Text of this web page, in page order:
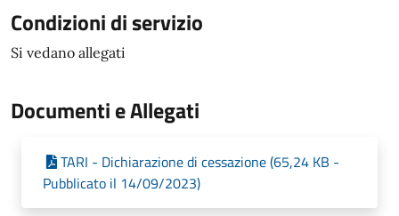
Condizioni di servizio
Si vedano allegati
Documenti e Allegati
TARI - Dichiarazione di cessazione (65,24 KB -
Pubblicato il 14/09/2023)